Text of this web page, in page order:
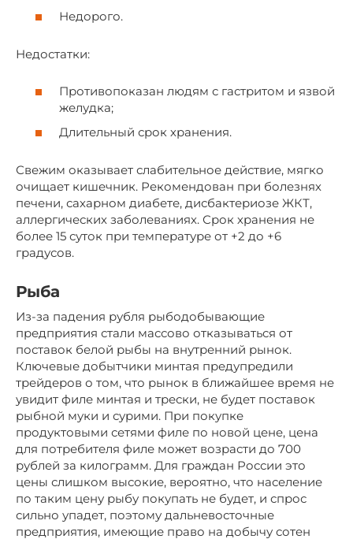
Недорого.
Недостатки:
Противопоказан людям с гастритом и язвой
желудка;
Длительный срок хранения.
Свежим оказывает слабительное действие, мягко
очищает кишечник. Рекомендован при болезнях
печени, сахарном диабете, дисбактериозе ЖКТ,
аллергических заболеваниях. Срок хранения не
более 15 суток при температуре от +2 до +6
градусов.
Рыба
Из-за падения рубля рыбодобывающие
предприятия стали массово отказываться от
поставок белой рыбы на внутренний рынок.
Ключевые добытчики минтая предупредили
трейдеров о том, что рынок в ближайшее время не
увидит филе минтая и трески, не будет поставок
рыбной муки и сурими. При покупке
продуктовыми сетями филе по новой цене, цена
для потребителя филе может возрасти до 700
рублей за килограмм. Для граждан России это
цены слишком высокие, вероятно, что население
по таким цену рыбу покупать не будет, и спрос
сильно упадет, поэтому дальневосточные
предприятия, имеющие право на добычу сотен